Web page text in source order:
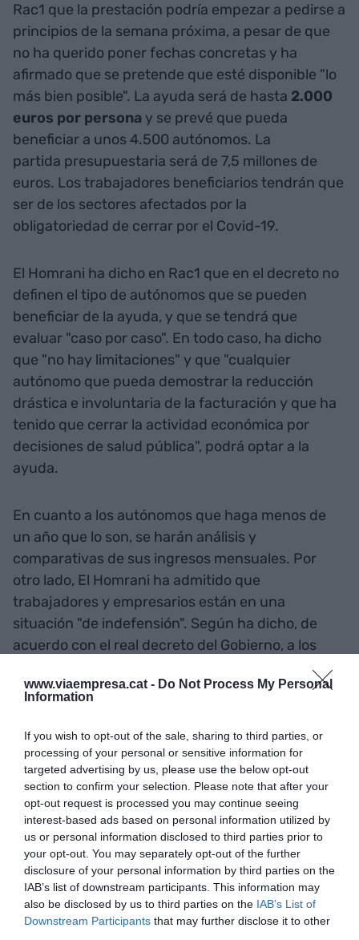
www.viaempresa.cat - Do Not Process My Personal
Information
If you wish to opt-out of the sale, sharing to third parties, or
processing of your personal or sensitive information for
targeted advertising by us, please use the below opt-out
section to confirm your selection. Please note that after your
opt-out request is processed you may continue seeing
interest-based ads based on personal information utilized by
us or personal information disclosed to third parties prior to
your opt-out. You may separately opt-out of the further
disclosure of your personal information by third parties on the
IAB’s list of downstream participants. This information may
also be disclosed by us to third parties on the IAB’s List of
Downstream Participants that may further disclose it to other
Rac1 que la prestación podría empezar a pedirse a
principios de la semana próxima, a pesar de que
no ha querido poner fechas concretas y ha
afirmado que se pretende que esté disponible "lo
más bien posible". La ayuda será de hasta 2.000
euros por persona y se prevé que pueda
beneficiar a unos 4.500 autónomos. La
partida presupuestaria será de 7,5 millones de
euros. Los trabajadores beneficiarios tendrán que
ser de los sectores afectados por la
obligatoriedad de cerrar por el Covid-19.
El Homrani ha dicho en Rac1 que en el decreto no
definen el tipo de autónomos que se pueden
beneficiar de la ayuda, y que se tendrá que
evaluar "caso por caso". En todo caso, ha dicho
que "no hay limitaciones" y que "cualquier
autónomo que pueda demostrar la reducción
drástica e involuntaria de la facturación y que ha
tenido que cerrar la actividad económica por
decisiones de salud pública", podrá optar a la
ayuda.
En cuanto a los autónomos que haga menos de
un año que lo son, se harán análisis y
comparativas de sus ingresos mensuales. Por
otro lado, El Homrani ha admitido que
trabajadores y empresarios están en una
situación "de indefensión". Según ha dicho, de
acuerdo con el real decreto del Gobierno, a los
trabajadores de empresas que los obligan a ir al
trabajo en sectores en que no hay la obligación
que los proteja.
"No hay seguridad jurídica", ha dicho el conseller,
lamentando que haya gente de este tipo de
empresas que pueda hacer frente a despidos por
no ir al trabajo.
Añadir VIA Empresacomo fuente preferida
de Google de forma gratuita
Mantente informado con las últimas noticias de